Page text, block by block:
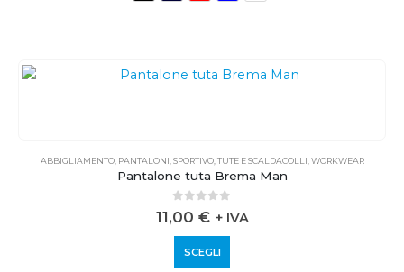
ABBIGLIAMENTO, PANTALONI SPORTIVO, TUTE E SCALDACOLLI WORKWEAR
Pantalone tuta Brema Man
0 out of 5
11,00 € + IVA
SCEGLI